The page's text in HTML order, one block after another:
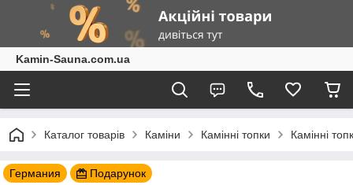
Kamin-Sauna.com.ua
Каталог товарів Каміни Камінні топки Камінні
Германия Подарунок